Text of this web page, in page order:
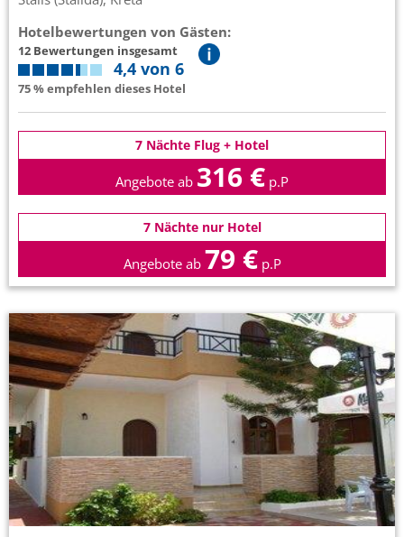
Hotelbewertungen von Gästen:
12 Bewertungen insgesamt
4,4 von 6
75 % empfehlen dieses Hotel
7 Nächte Flug + Hotel
Angebote ab 316 € p.P
7 Nächte nur Hotel
Angebote ab 79 € p.P